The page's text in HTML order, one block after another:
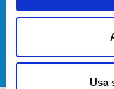
Usa